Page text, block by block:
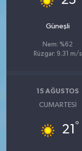
Güneşli
Nem: %62
Rüzgar: 9.31 m/s
15 AĞUSTOS
CUMARTESI
21 °